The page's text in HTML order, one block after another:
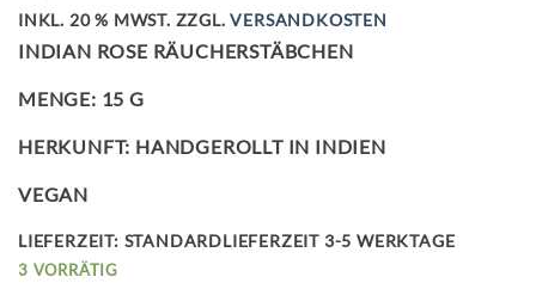
INKL. 20 % MWST. ZZGL.VERSANDKOSTEN
INDIAN ROSE RÄUCHERSTÄBCHEN
MENGE: 15 G
HERKUNFT: HANDGEROLLT IN INDIEN
VEGAN
LIEFERZEIT: STANDARDLIEFERZEIT 3-5 WERKTAGE
3 VORRÄTIG